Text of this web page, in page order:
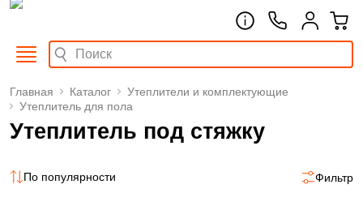
Главная Каталог
Утеплители и комплектующие
Утеплитель для пола
Утеплитель под стяжку
По популярности Фильтр